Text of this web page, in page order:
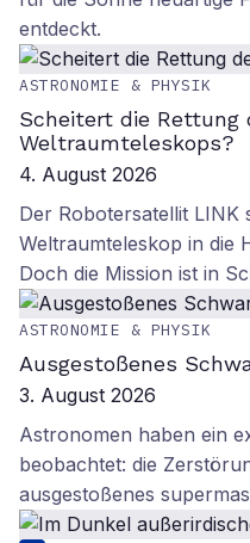
entdeckt.
ASTRONOMIE & PHYSIK
Scheitert die Rettung
Weltraumteleskops?
4. August 2026
Der Robotersatellit LINK
Weltraumteleskop in die
Doch die Mission ist in
ASTRONOMIE & PHYSIK
Ausgestoßenes
3. August 2026
Astronomen haben ein
beobachtet: die
ausgestoßenes